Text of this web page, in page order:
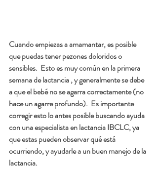
Cuando empiezas a amamantar, es posible
que puedas tener pezones doloridos o
sensibles.  Esto es muy común en la primera
semana de lactancia , y generalmente se debe
a que el bebé no se agarra correctamente (no
hace un agarre profundo).  Es importante
corregir esto lo antes posible buscando ayuda
con una especialista en lactancia IBCLC, ya
que estas pueden observar qué está
ocurriendo, y ayudarle a un buen manejo de la
lactancia.